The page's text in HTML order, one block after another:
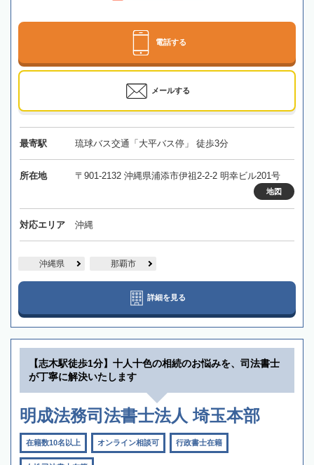
電話する
メールする
最寄駅 琉球バス交通「大平バス停」 徒歩3分
所在地 〒901-2132 沖縄県浦添市伊祖2-2-2 明幸ビル201号
地図
対応エリア 沖縄
沖縄県 那覇市
詳細を見る
【志木駅徒歩1分】十人十色の相続のお悩みを、司法書士
が丁寧に解決いたします
明成法務司法書士法人 埼玉本部
在籍数10名以上 オンライン相談可 行政書士在籍